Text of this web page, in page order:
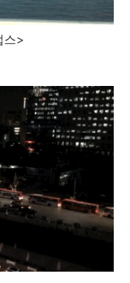
스>